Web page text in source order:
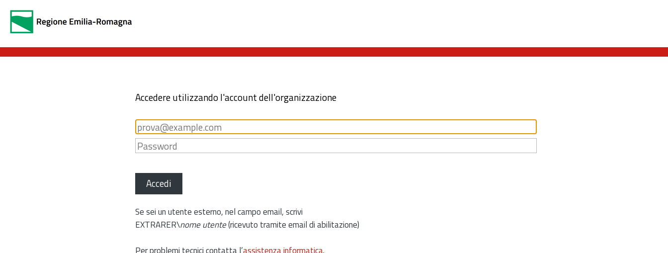
Accedere utilizzando l'account dell'organizzazione
Accedi
Se sei un utente esterno, nel campo email, scrivi
EXTRARER\nome utente(ricevuto tramite email di abilitazione)